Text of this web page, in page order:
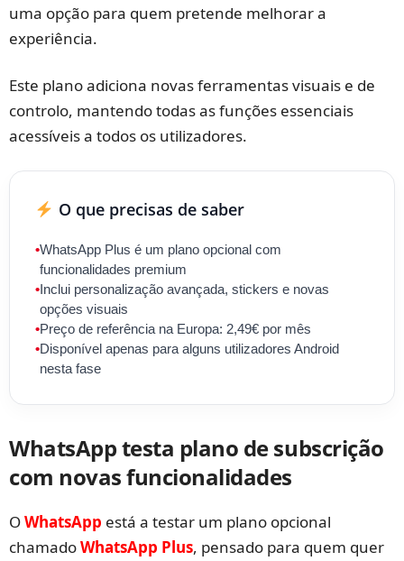
uma opção para quem pretende melhorar a
experiência.
Este plano adiciona novas ferramentas visuais e de
controlo, mantendo todas as funções essenciais
acessíveis a todos os utilizadores.
O que precisas de saber
•WhatsApp Plus é um plano opcional com
funcionalidades premium
•Inclui personalização avançada, stickers e novas
opções visuais
•Preço de referência na Europa: 2,49€ por mês
•Disponível apenas para alguns utilizadores Android
nesta fase
WhatsApp testa plano de subscrição
com novas funcionalidades
OWhatsApp está a testar um plano opcional
chamadoWhatsApp Plus, pensado para quem quer